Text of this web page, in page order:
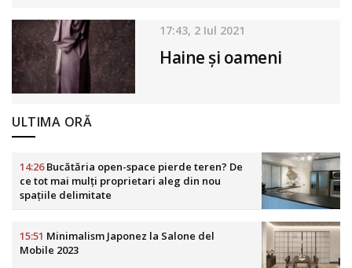
senzația unei călătorii
printre planete în
numai o săptămână
17:43, 2 Iul 2021
Haine și oameni
ULTIMA ORĂ
14:26Bucătăria open-space pierde teren? De
ce tot mai mulți proprietari aleg din nou
spațiile delimitate
15:51 Minimalism Japonez la Salone del
Mobile 2023